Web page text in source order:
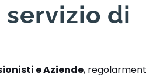
servizio di
e Aziende,